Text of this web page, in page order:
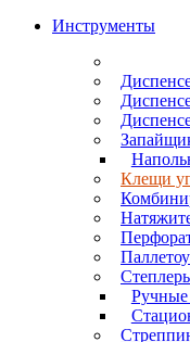
Инструменты
Клещи
Ручные